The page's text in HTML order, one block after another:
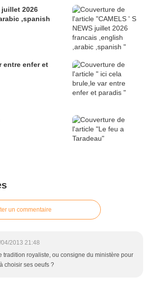
juillet 2026
,spanish
entre enfer et
un commentaire
2013 21:48
tradition royaliste, ou consigne du ministère pour
choisir ses oeufs ?